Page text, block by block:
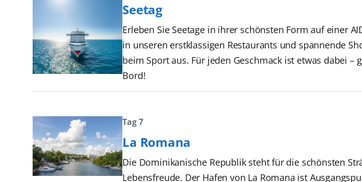
Seetag
Erleben Sie Seetage in ihrer schönsten Form auf einer
in unseren erstklassigen Restaurants und spannende
beim Sport aus. Für jeden Geschmack ist etwas dabei
Bord!
Tag 7
La Romana
Die Dominikanische Republik steht für die schönsten
Lebensfreude. Der Hafen von La Romana ist